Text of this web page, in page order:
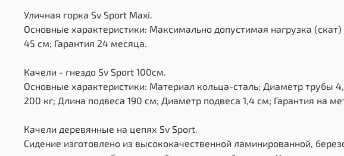
Уличная горка Sv Sport Maxi.
Основные характеристики: Максимально допустимая нагрузка
45 см; Гарантия 24 месяца.
Качели - гнездо Sv Sport 100см.
Основные характеристики: Материал кольца-сталь; Диаметр трубы
200 кг; Длина подвеса 190 см; Диаметр подвеса 1,4 см; Гарантия на
Качели деревянные на цепях Sv Sport.
Сидение изготовлено из высококачественной ламинированной,